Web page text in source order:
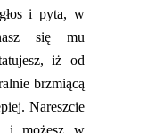
i pyta, w
sięmu
esz, iż od
brzmiącą
Nareszcie
i możesz w